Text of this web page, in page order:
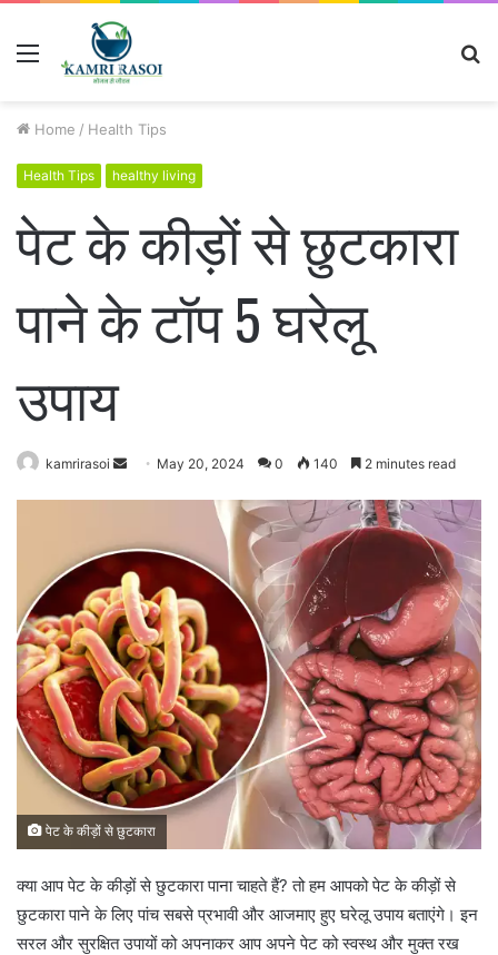
Home / Health Tips
Health Tips healthy living
पेट के कीड़ों से छुटकारा
पाने के टॉप 5 घरेलू
उपाय
kamrirasoi
d
a
n
e
m
a
i
l
May 20, 2024 0 140 2 minutes read
पेट के कीड़ों से छुटकारा
क्या आप पेट के कीड़ों से छुटकारा पाना चाहते हैं? तो हम आपको पेट के कीड़ों से
छुटकारा पाने के लिए पांच सबसे प्रभावी और आजमाए हुए घरेलू उपाय बताएंगे। इन
सरल और सुरक्षित उपायों को अपनाकर आप अपने पेट को स्वस्थ और मुक्त रख